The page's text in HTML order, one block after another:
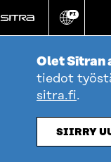
suoraan
sisältöön
Vaihda
kieli
FI
Olet Sitran
tiedot
sitra.fi.
SIIRRY